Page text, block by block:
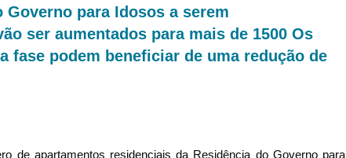
para Idosos a serem
ser aumentados para mais de 1500 Os
fase podem beneficiar de uma redução de
de apartamentos residenciais da Residência do Governo para